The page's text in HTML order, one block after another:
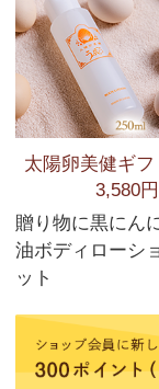
太陽卵美健ギフ
3,580円
贈り物に黒にん
油ボディローシ
ット